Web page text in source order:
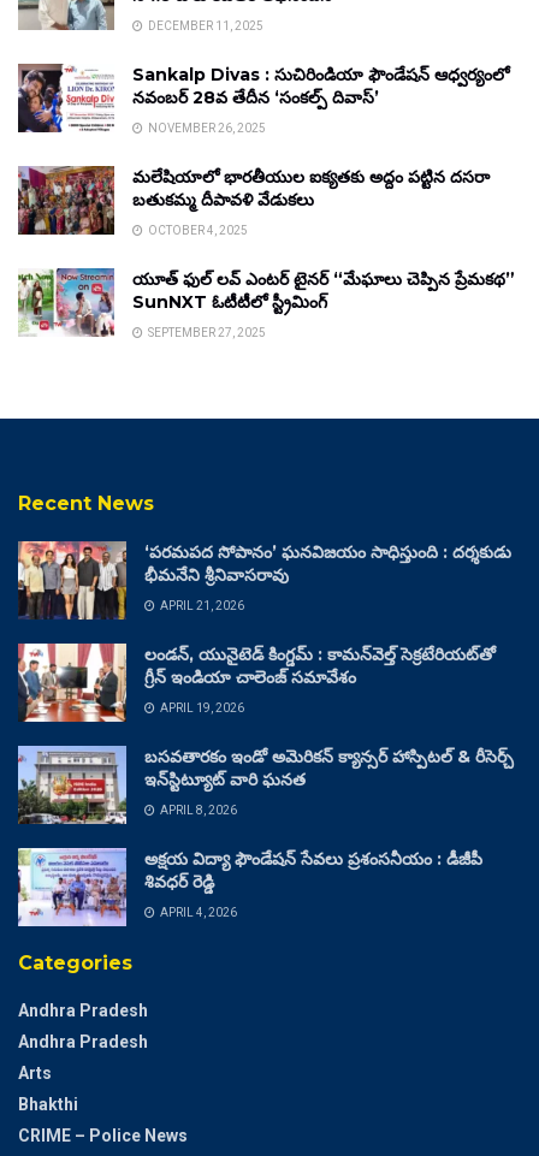
DECEMBER 11, 2025
Sankalp Divas : సుచిరిండియా ఫౌండేషన్ ఆధ్వర్యంలో
నవంబర్ 28వ తేదీన ‘సంకల్ప్ దివాస్’
NOVEMBER 26, 2025
మలేషియాలో భారతీయుల ఐక్యతకు అద్దం పట్టిన దసరా
బతుకమ్మ దీపావళి వేడుకలు
OCTOBER 4, 2025
యూత్ ఫుల్ లవ్ ఎంటర్ టైనర్ “మేఘాలు చెప్పిన ప్రేమకథ”
SunNXT ఓటీటీలో స్ట్రీమింగ్
SEPTEMBER 27, 2025
Recent News
‘పరమపద సోపానం’ ఘనవిజయం సాధిస్తుంది : దర్శకుడు
భీమనేని శ్రీనివాసరావు
APRIL 21, 2026
లండన్, యునైటెడ్ కింగ్డమ్ : కామన్‌వెల్త్ సెక్రటేరియట్‌తో
గ్రీన్ ఇండియా చాలెంజ్ సమావేశం
APRIL 19, 2026
బసవతారకం ఇండో అమెరికన్ క్యాన్సర్ హాస్పిటల్ & రీసెర్చ్
ఇన్‌స్టిట్యూట్ వారి ఘనత
APRIL 8, 2026
అక్షయ విద్యా ఫౌండేషన్ సేవలు ప్రశంసనీయం : డీజీపీ
శివధర్ రెడ్డి
APRIL 4, 2026
Categories
Andhra Pradesh
Andhra Pradesh
Arts
Bhakthi
CRIME – Police News